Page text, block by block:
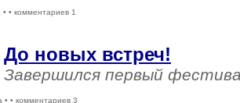
• • комментариев 1
До новых встреч!
Завершился первый
• • комментариев 3